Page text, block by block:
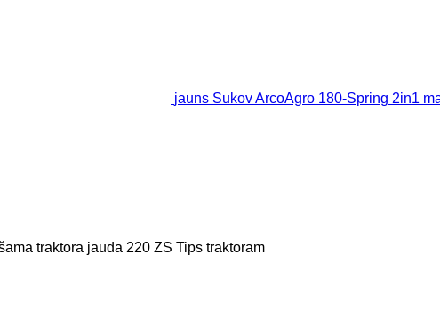
jauns Sukov ArcoAgro 180-Spring 2in1
traktora jauda 220 ZS Tips traktoram